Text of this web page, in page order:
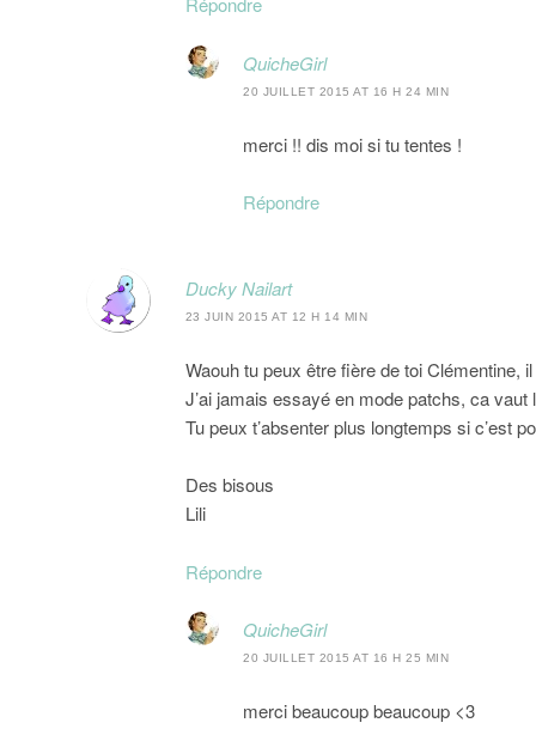
QuicheGirl
20 JUILLET 2015 AT 16 H 24 MIN
merci !! dis moi si tu tentes !
Répondre
Ducky Nailart
23 JUIN 2015 AT 12 H 14 MIN
Waouh tu peux être fière de toi Clémentine,
J’ai jamais essayé en mode patchs, ca
Tu peux t’absenter plus longtemps si c’est
Des bisous
Lili
Répondre
QuicheGirl
20 JUILLET 2015 AT 16 H 25 MIN
merci beaucoup beaucoup <3